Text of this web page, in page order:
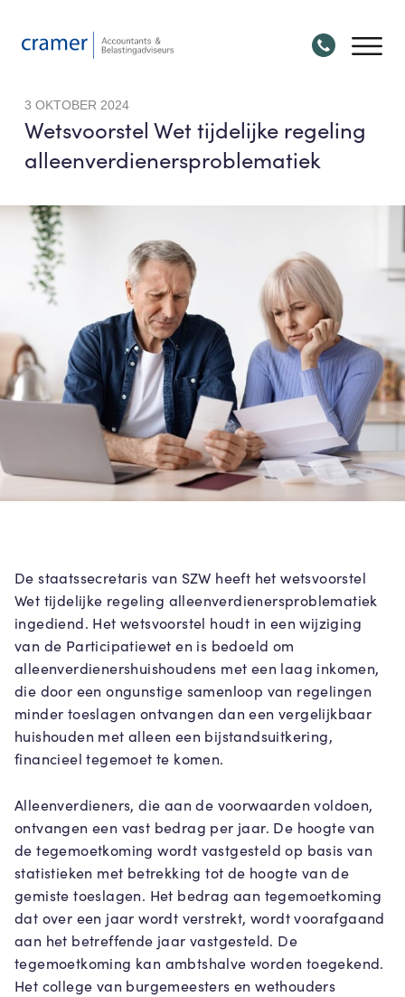
3 OKTOBER 2024
Wetsvoorstel Wet tijdelijke regeling
alleenverdienersproblematiek
De staatssecretaris van SZW heeft het wetsvoorstel
Wet tijdelijke regeling alleenverdienersproblematiek
ingediend. Het wetsvoorstel houdt in een wijziging
van de Participatiewet en is bedoeld om
alleenverdienershuishoudens met een laag inkomen,
die door een ongunstige samenloop van regelingen
minder toeslagen ontvangen dan een vergelijkbaar
huishouden met alleen een bijstandsuitkering,
financieel tegemoet te komen.
Alleenverdieners, die aan de voorwaarden voldoen,
ontvangen een vast bedrag per jaar. De hoogte van
de tegemoetkoming wordt vastgesteld op basis van
statistieken met betrekking tot de hoogte van de
gemiste toeslagen. Het bedrag aan tegemoetkoming
dat over een jaar wordt verstrekt, wordt voorafgaand
aan het betreffende jaar vastgesteld. De
tegemoetkoming kan ambtshalve worden toegekend.
Het college van burgemeesters en wethouders